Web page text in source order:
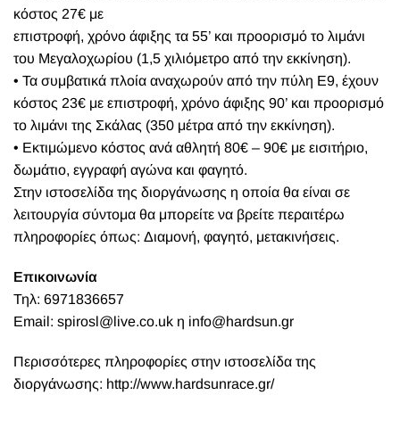
κόστος 27€ με
επιστροφή, χρόνο άφιξης τα 55’ και προορισμό το λιμάνι
του Μεγαλοχωρίου (1,5 χιλιόμετρο από την εκκίνηση).
• Τα συμβατικά πλοία αναχωρούν από την πύλη Ε9, έχουν
κόστος 23€ με επιστροφή, χρόνο άφιξης 90’ και προορισμό
το λιμάνι της Σκάλας (350 μέτρα από την εκκίνηση).
• Εκτιμώμενο κόστος ανά αθλητή 80€ – 90€ με εισιτήριο,
δωμάτιο, εγγραφή αγώνα και φαγητό.
Στην ιστοσελίδα της διοργάνωσης η οποία θα είναι σε
λειτουργία σύντομα θα μπορείτε να βρείτε περαιτέρω
πληροφορίες όπως: Διαμονή, φαγητό, μετακινήσεις.
Επικοινωνία
Τηλ: 6971836657
Email: spirosl@live.co.uk η info@hardsun.gr
Περισσότερες πληροφορίες στην ιστοσελίδα της
διοργάνωσης: http://www.hardsunrace.gr/